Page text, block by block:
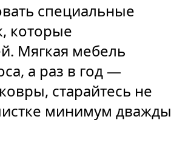
специальные
которые
Мягкая мебель
а раз в год —
старайтесь не
минимум дважды